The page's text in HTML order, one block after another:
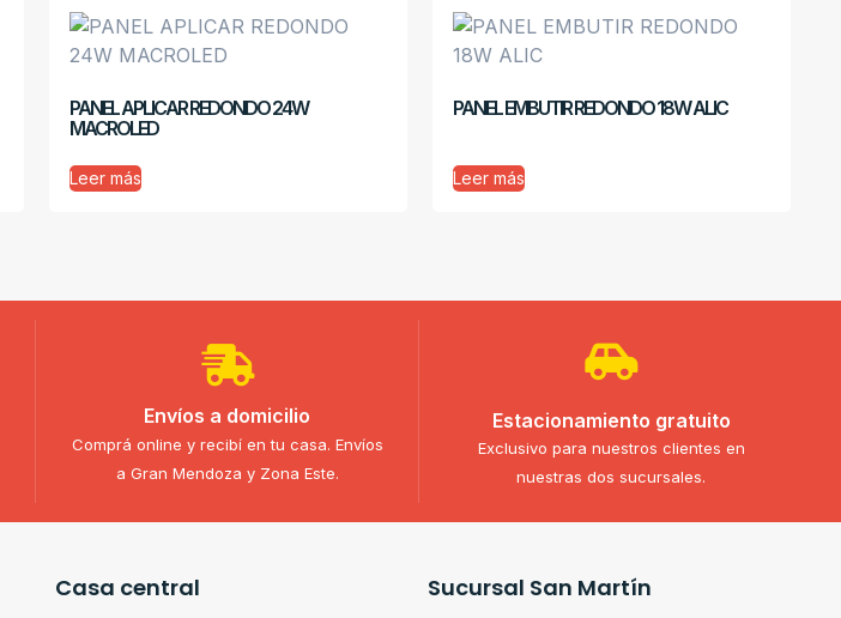
PANEL APLICAR REDONDO 24W
MACROLED
Leer más
PANEL EMBUTIR REDONDO 18W ALIC
Leer más
Envíos a domicilio
Comprá online y recibí en tu casa. Envíos
a Gran Mendoza y Zona Este.
Estacionamiento gratuito
Exclusivo para nuestros clientes en
nuestras dos sucursales.
Casa central Sucursal San Martín